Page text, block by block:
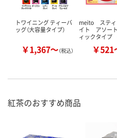
トワイニング ティーバ
ッグ（大容量タイプ）
￥1,367～（税込）
meito スティ
イト アソー
ィックタイ
￥521
紅茶のおすすめ商品